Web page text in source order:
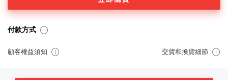
付款方式
顧客權益須知 交貨和換貨細節